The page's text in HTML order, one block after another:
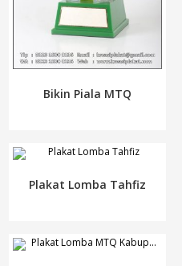
Bikin Piala MTQ
Plakat Lomba Tahfiz